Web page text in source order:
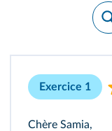
Exercice 1
Chère Samia,